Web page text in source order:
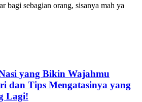
bagi sebagian orang, sisanya mah ya
yang Bikin Wajahmu
dan Tips Mengatasinya yang
Lagi!